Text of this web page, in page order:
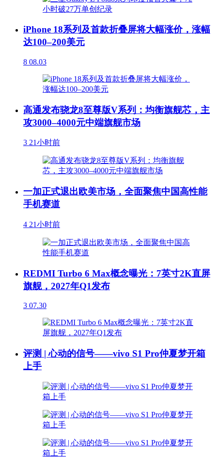
iPhone 18系列及首款折叠屏将大幅涨价，涨幅
达100–200美元
8 08.03
高通发布骁龙8至尊版V系列：均衡旗舰芯，主
攻3000–4000元中端旗舰市场
3 21小时前
一加正式退出欧美市场，全面聚焦中国高性能
手机赛道
4 21小时前
REDMI Turbo 6 Max概念曝光：7英寸2K直屏
旗舰，2027年Q1发布
3 07.30
评测 | 心动的信号——vivo S1 Pro仲夏梦开箱
上手